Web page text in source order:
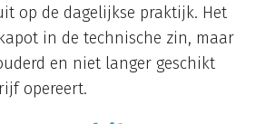
op de dagelijkse praktijk. Het
in de technische zin, maar
en niet langer geschikt
opereert.